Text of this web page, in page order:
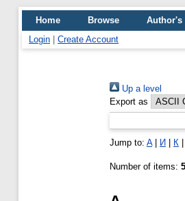
Home Browse Author's
Login
Create Account
Up a level
Export as
Jump to: A| И К
Number of items: 5